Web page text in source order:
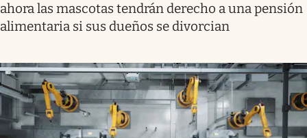
ahora las mascotas tendrán derecho a una pensión
alimentaria si sus dueños se divorcian